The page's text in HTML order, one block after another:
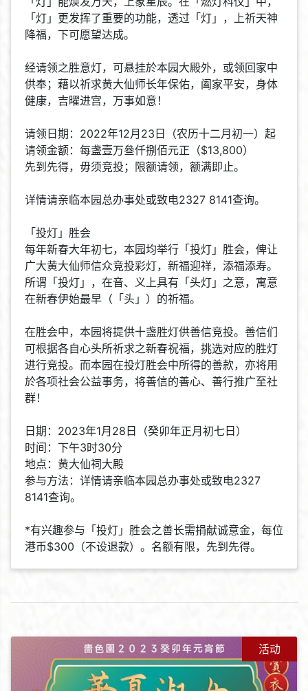
「灯」更发挥了重要的功能，透过「灯」，上祈天神
降福，下可愿望达成。
经请领之胜意灯，可悬挂於本园大殿外，或领回家中
供奉；藉以祈求黄大仙师长年保佑，阖家平安，身体
健康，吉曜进宫，万事如意！
请领日期：2022年12月23日（农历十二月初一）起
请领金额：每盏壹万叄仟捌佰元正（$13,800）
先到先得，毋须竞投；限额请领，额满即止。
详情请亲临本园总办事处或致电2327 8141查询。
「投灯」胜会
每年新春大年初七，本园均举行「投灯」胜会，俾让
广大黄大仙师信众竞投彩灯，新福迎祥，添福添寿。
所谓「投灯」，在音、义上具有「头灯」之意，寓意
在新春伊始最早（「头」）的祈福。
在胜会中，本园将提供十盏胜灯供善信竞投。善信们
可根据各自心头所祈求之新春祝福，挑选对应的胜灯
进行竞投。而本园在投灯胜会中所得的善款，亦将用
於各项社会公益事务，将善信的善心、善行推广至社
群！
日期：2023年1月28日（癸卯年正月初七日）
时间：下午3时30分
地点：黄大仙祠大殿
参与方法：详情请亲临本园总办事处或致电2327
8141查询。
*有兴趣参与「投灯」胜会之善长需捐献诚意金，每位
港币$300（不设退款）。名额有限，先到先得。
活动